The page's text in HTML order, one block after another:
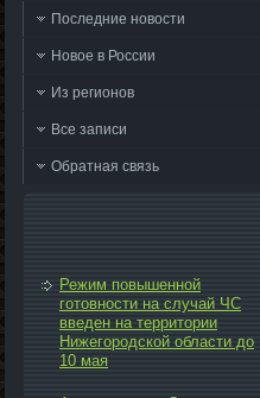
Последние новости
Новое в России
Из регионов
Все записи
Обратная связь
Режим повышенной
готовности на случай ЧС
введен на территории
Нижегородской области до
10 мая